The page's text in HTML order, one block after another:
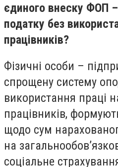
єдиного внеску ФОП
податку без
працівників?
Фізичні особи –
спрощену систему
використання праці
працівників,
щодо сум
на
соціальне